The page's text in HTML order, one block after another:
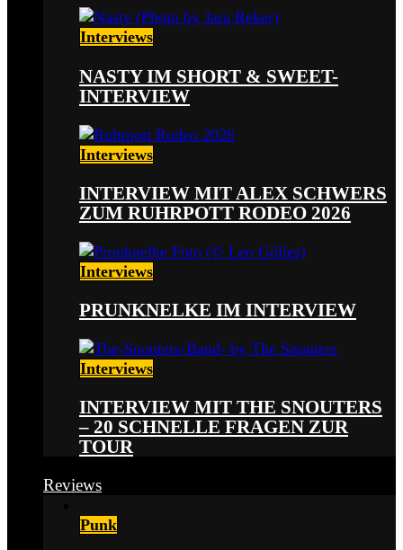
Interviews
NASTY IM SHORT & SWEET-
INTERVIEW
Interviews
INTERVIEW MIT ALEX SCHWERS
ZUM RUHRPOTT RODEO 2026
Interviews
PRUNKNELKE IM INTERVIEW
Interviews
INTERVIEW MIT THE SNOUTERS
– 20 SCHNELLE FRAGEN ZUR
TOUR
Reviews
Punk